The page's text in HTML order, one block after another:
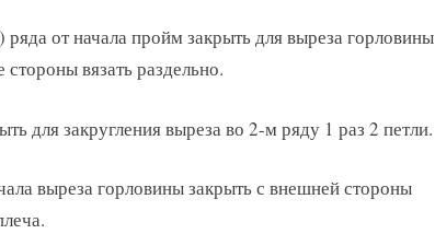
от начала пройм закрыть для выреза горловины
вязать раздельно.
для закругления выреза во 2-м ряду 1 раз 2 петли.
выреза горловины закрыть с внешней стороны